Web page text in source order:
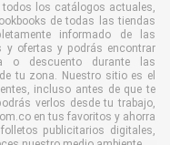
todos los catálogos actuales,
de todas las tiendas
informado de las
y ofertas y podrás encontrar
o descuento durante las
tu zona. Nuestro sitio es el
incluso antes de que te
verlos desde tu trabajo,
en tus favoritos y ahorra
publicitarios digitales,